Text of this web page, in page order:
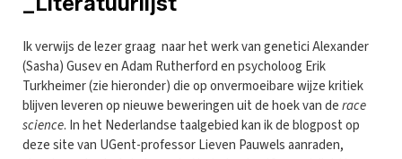
Ik verwijs de lezer graag naar het werk van genetici Alexander
(Sasha) Gusev en Adam Rutherford en psycholoog Erik
Turkheimer (zie hieronder) die op onvermoeibare wijze kritiek
blijven leveren op nieuwe beweringen uit de hoek van derace
science. In het Nederlandse taalgebied kan ik de blogpost op
deze site van UGent-professor Lieven Pauwels aanraden,